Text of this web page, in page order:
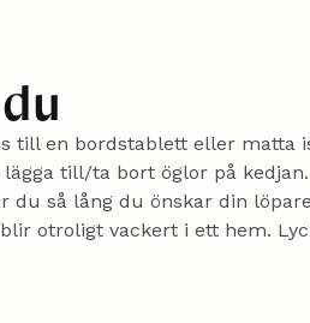
till en bordstablett eller matta
lägga till/ta bort öglor på
du så lång du önskar din
otroligt vackert i ett hem.